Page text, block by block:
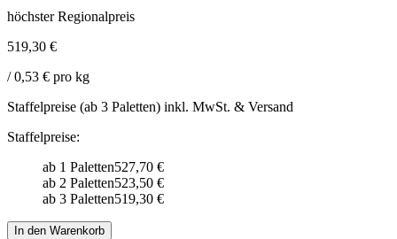
höchster Regionalpreis
519,30 €
/ 0,53 € pro kg
Staffelpreise (ab 3 Paletten) inkl. MwSt. & Versand
Staffelpreise:
ab 1 Paletten527,70 €
ab 2 Paletten523,50 €
ab 3 Paletten519,30 €
In den Warenkorb